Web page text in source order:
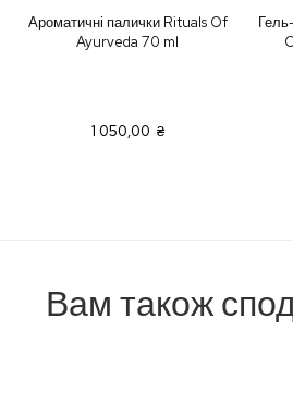
Ароматичні палички Rituals Of
Ayurveda 70 ml
1 050,00 ₴
Вам також